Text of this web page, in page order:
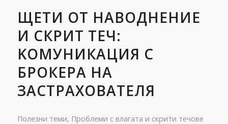
ЩЕТИ ОТ НАВОДНЕНИЕ
И СКРИТ ТЕЧ:
KОМУНИКАЦИЯ С
БРОКЕРА НА
ЗАСТРАХОВАТЕЛЯ
Полезни теми, Проблеми с влагата и скрити течове